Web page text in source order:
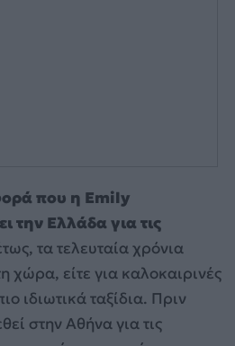
που η Emily
την Ελλάδα για τις
τα τελευταία χρόνια
χώρα, είτε για καλοκαιρινές
ιδιωτικά ταξίδια. Πριν
στην Αθήνα για τις